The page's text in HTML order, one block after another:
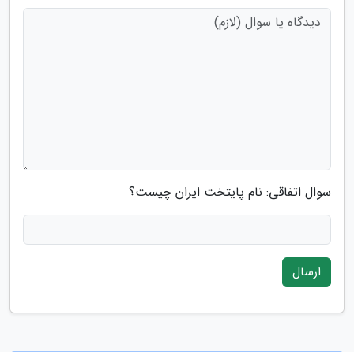
سوال اتفاقی: نام پایتخت ایران چیست؟
ارسال